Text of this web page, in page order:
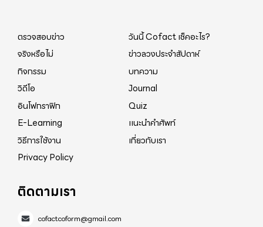
ตรวจสอบข่าว
วันนี้ Cofact เช็คอะไร?
จริงหรือไม่
ข่าวลวงประจำสัปดาห์
กิจกรรม
บทความ
วิดีโอ
Journal
อินโฟกราฟิก
Quiz
E-Learning
แนะนำคำศัพท์
วิธีการใช้งาน
เกี่ยวกับเรา
Privacy Policy
ติดตามเรา
cofactcoform@gmail.com